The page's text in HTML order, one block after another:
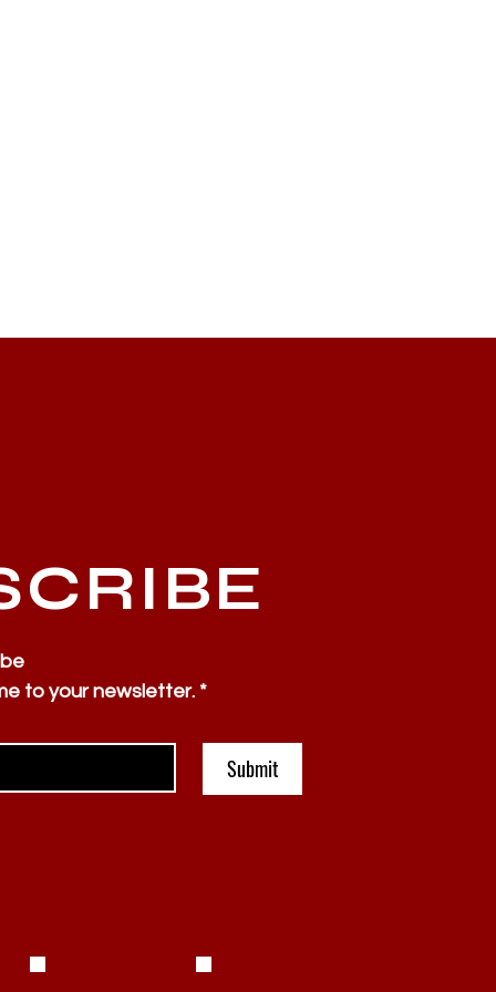
to your newsletter. *
Submit